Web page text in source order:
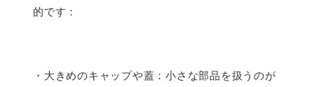
的です：
・大きめのキャップや蓋：小さな部品を扱うのが